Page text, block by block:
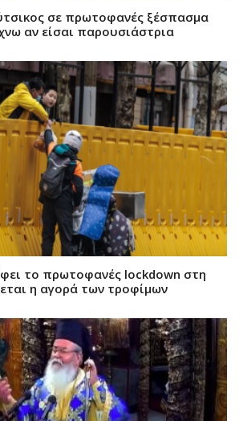
σε πρωτοφανές ξέσπασμα
αν είσαι παρουσιάστρια
το πρωτοφανές lockdown στη
η αγορά των τροφίμων